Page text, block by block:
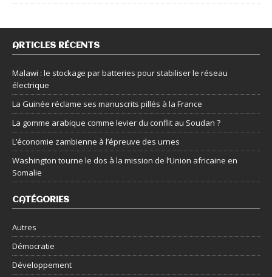
ARTICLES RÉCENTS
Malawi : le stockage par batteries pour stabiliser le réseau
électrique
La Guinée réclame ses manuscrits pillés à la France
La gomme arabique comme levier du conflit au Soudan ?
L’économie zambienne à l’épreuve des urnes
Washington tourne le dos à la mission de l’Union africaine en
Somalie
CATÉGORIES
Autres
Démocratie
Développement